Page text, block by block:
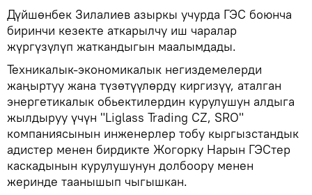
Дүйшөнбек Зилалиев азыркы учурда ГЭС боюнча
биринчи кезекте аткарылчу иш чаралар
жүргүзүлүп жаткандыгын маалымдады.
Техникалык-экономикалык негиздемелерди
жаңыртуу жана түзөтүүлөрдү киргизүү, аталган
энергетикалык обьектилердин курулушун алдыга
жылдыруу үчүн "Liglass Trading CZ, SRO"
компаниясынын инженерлер тобу кыргызстандык
адистер менен бирдикте Жогорку Нарын ГЭСтер
каскадынын курулушунун долбоору менен
жеринде таанышып чыгышкан.